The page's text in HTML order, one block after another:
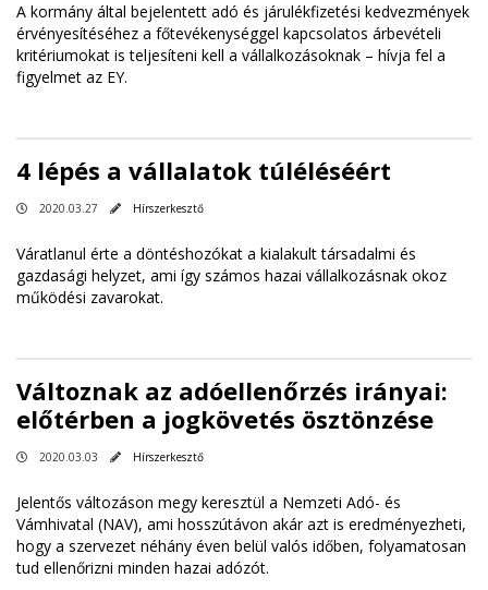
A kormány által bejelentett adó és járulékfizetési kedvezmények
érvényesítéséhez a főtevékenységgel kapcsolatos árbevételi
kritériumokat is teljesíteni kell a vállalkozásoknak – hívja fel a
figyelmet az EY.
4 lépés a vállalatok túléléséért
2020.03.27 Hírszerkesztő
Váratlanul érte a döntéshozókat a kialakult társadalmi és
gazdasági helyzet, ami így számos hazai vállalkozásnak okoz
működési zavarokat.
Változnak az adóellenőrzés irányai:
előtérben a jogkövetés ösztönzése
2020.03.03 Hírszerkesztő
Jelentős változáson megy keresztül a Nemzeti Adó- és
Vámhivatal (NAV), ami hosszútávon akár azt is eredményezheti,
hogy a szervezet néhány éven belül valós időben, folyamatosan
tud ellenőrizni minden hazai adózót.